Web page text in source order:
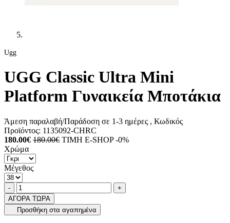
Ugg
UGG Classic Ultra Mini
Platform Γυναικεία Μποτάκια
Άμεση παραλαβή/Παράδοση σε 1-3 ημέρες , Κωδικός
Προϊόντος: 1135092-CHRC
180.00€ 180.00€ ΤΙΜΗ E-SHOP -0%
Χρώμα
Μέγεθος
Ποσότητα
-product.increase.quantity +
ΑΓΟΡΑ ΤΩΡΑ
Προσθήκη στα αγαπημένα